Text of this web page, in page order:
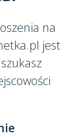
na
jest